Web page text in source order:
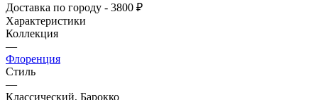
Доставка по городу - 3800 ₽
Характеристики
Коллекция
—
Флоренция
Стиль
—
Классический, Барокко